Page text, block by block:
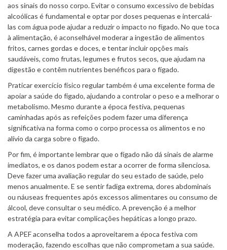
aos sinais do nosso corpo. Evitar o consumo excessivo de bebidas
alcoólicas é fundamental e optar por doses pequenas e intercalá-
las com água pode ajudar a reduzir o impacto no fígado. No que toca
à alimentação, é aconselhável moderar a ingestão de alimentos
fritos, carnes gordas e doces, e tentar incluir opções mais
saudáveis, como frutas, legumes e frutos secos, que ajudam na
digestão e contêm nutrientes benéficos para o fígado.
Praticar exercício físico regular também é uma excelente forma de
apoiar a saúde do fígado, ajudando a controlar o peso e a melhorar o
metabolismo. Mesmo durante a época festiva, pequenas
caminhadas após as refeições podem fazer uma diferença
significativa na forma como o corpo processa os alimentos e no
alívio da carga sobre o fígado.
Por fim, é importante lembrar que o fígado não dá sinais de alarme
imediatos, e os danos podem estar a ocorrer de forma silenciosa.
Deve fazer uma avaliação regular do seu estado de saúde, pelo
menos anualmente. E se sentir fadiga extrema, dores abdominais
ou náuseas frequentes após excessos alimentares ou consumo de
álcool, deve consultar o seu médico. A prevenção é a melhor
estratégia para evitar complicações hepáticas a longo prazo.
A APEF aconselha todos a aproveitarem a época festiva com
moderação, fazendo escolhas que não comprometam a sua saúde.